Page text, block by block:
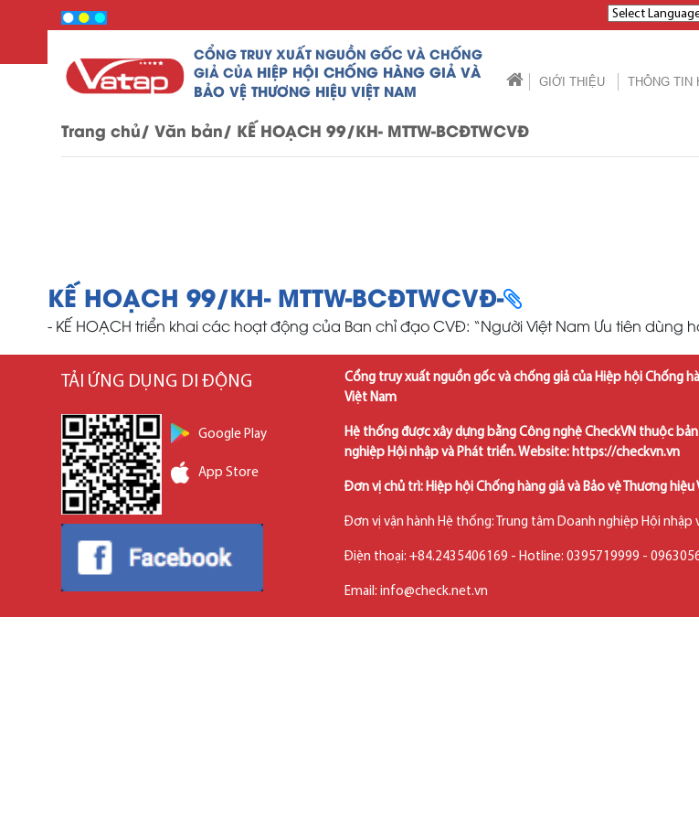
Powered by
CỔNG TRUY XUẤT NGUỒN GỐC VÀ CHỐNG
GIẢ CỦA HIỆP HỘI CHỐNG HÀNG GIẢ VÀ
BẢO VỆ THƯƠNG HIỆU VIỆT NAM
GIỚI THIỆU THÔNG TIN
Trang chủ/ Văn bản/ KẾ HOẠCH 99/KH- MTTW-BCĐTWCVĐ
KẾ HOẠCH 99/KH- MTTW-BCĐTWCVĐ-
- KẾ HOẠCH triển khai các hoạt động của Ban chỉ đạo CVĐ: “Người Việt Nam Ưu tiên dùng
TẢI ỨNG DỤNG DI ĐỘNG
Google Play
App Store
Cổng truy xuất nguồn gốc và chống giả của Hiệp hội Chống
Việt Nam
Hệ thống được xây dựng bằng Công nghệ CheckVN thuộc
nghiệp Hội nhập và Phát triển. Website: https://checkvn.vn
Đơn vị chủ trì: Hiệp hội Chống hàng giả và Bảo vệ Thương hiệu
Đơn vị vận hành Hệ thống: Trung tâm Doanh nghiệp Hội nhập
Điện thoại: +84.2435406169 - Hotline: 0395719999 -
Email: info@check.net.vn